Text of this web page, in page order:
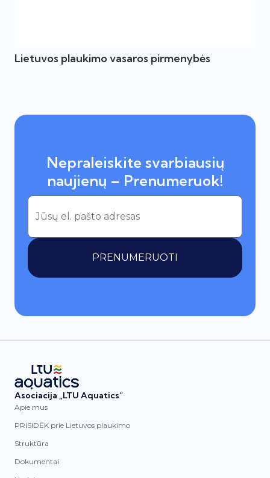
Lietuvos plaukimo vasaros pirmenybės
Nepraleiskite svarbiausių
naujienų – Prenumeruok!
PRENUMERUOTI
Asociacija „LTU Aquatics“
Apie mus
PRISIDĖK prie Lietuvos plaukimo
Struktūra
Dokumentai